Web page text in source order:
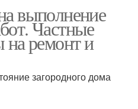
выполнение
Частные
на ремонт и
загородного дома